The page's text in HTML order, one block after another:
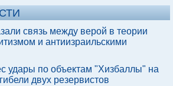
связь между верой в теории
и антиизраильскими
удары по объектам "Хизбаллы" на
двух резервистов